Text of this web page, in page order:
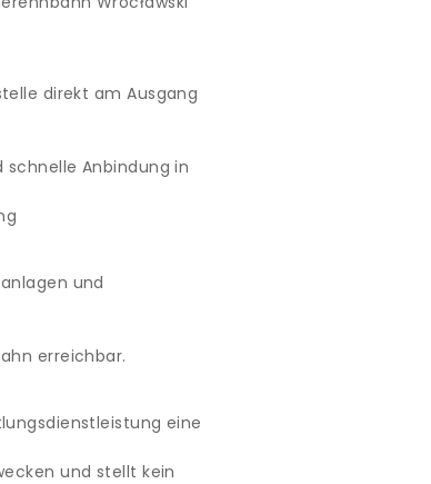
direkt am Ausgang
schnelle Anbindung in
und
erreichbar.
eine
und stellt kein